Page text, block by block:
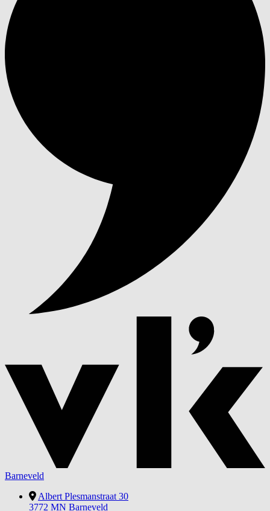
Barneveld
Albert Plesmanstraat 30
3772 MN Barneveld